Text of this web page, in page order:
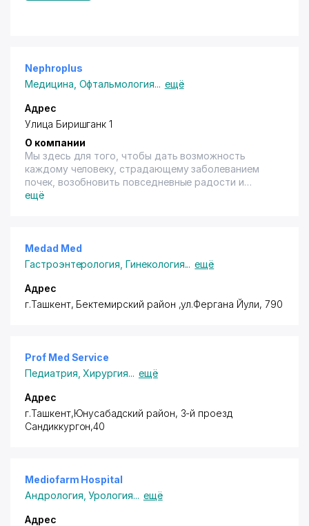
Nephroplus
Медицина Офтальмология... ещё
Адрес
Улица Биришганк 1
О компании
Мы здесь для того, чтобы дать возможность
каждому человеку, страдающему заболеванием
почек, возобновить повседневные радости и
нормальное функционирование жизни. NephroPlus
атмосферу.
Наше экономически эффективное лечение,
первоклассные услуги, передовые технологии,
высокоспециализированная команда и подход,
ориентированный на пациента, отличают нас от
остальных.
распространившаяся на Восточную и Западную
диализа в Азии, насчитывающей более 317 клиник.
ещё
Medad Med
Гастроэнтерология ,Гинекология... ещё
Адрес
г.Ташкент, Бектемирский район ,ул.Фергана Йули, 790
Prof Med Service
Педиатрия ,Хирургия... ещё
Адрес
г.Ташкент,Юнусабадский район, 3-й проезд
Сандиккургон,40
Mediofarm Hospital
Андрология ,Урология... ещё
Адрес